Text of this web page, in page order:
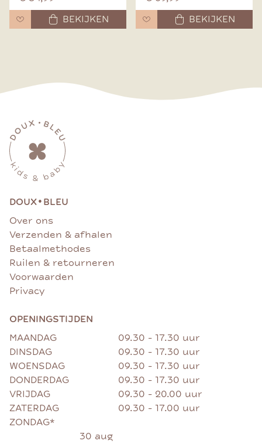
BEKIJKEN
BEKIJKEN
DOUX• BLEU
Over ons
Verzenden & afhalen
Betaalmethodes
Ruilen & retourneren
Voorwaarden
Privacy
OPENINGSTIJDEN
MAANDAG
09.30 - 17.30 uur
DINSDAG
09.30 - 17.30 uur
WOENSDAG
09.30 - 17.30 uur
DONDERDAG
09.30 - 17.30 uur
VRIJDAG
09.30 - 20.00 uur
ZATERDAG
09.30 - 17.00 uur
ZONDAG*
30 aug